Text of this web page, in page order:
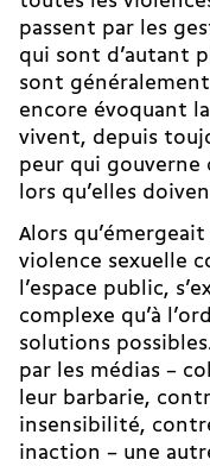
passent par les
qui sont d’autant
sont généralement
encore évoquant
vivent, depuis
peur qui gouverne
lors qu’elles
Alors
violence sexuelle
l’espace public,
complexe qu’à
solutions
par les médias –
leur barbarie,
insensibilité,
inaction – une